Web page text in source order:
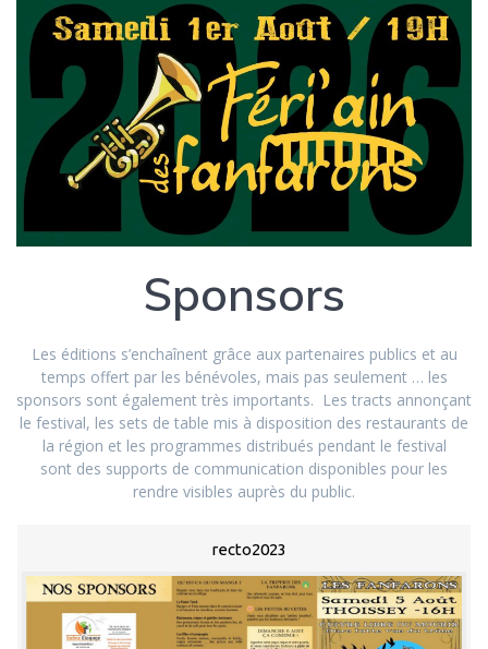
Sponsors
Les éditions s’enchaînent grâce aux partenaires publics et au
temps offert par les bénévoles, mais pas seulement … les
sponsors sont également très importants. Les tracts annonçant
le festival, les sets de table mis à disposition des restaurants de
la région et les programmes distribués pendant le festival
sont des supports de communication disponibles pour les
rendre visibles auprès du public.
recto2023